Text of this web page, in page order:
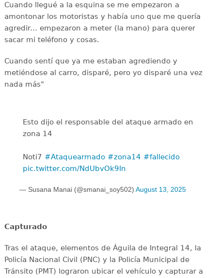
Cuando llegué a la esquina se me empezaron a
amontonar los motoristas y había uno que me quería
agredir... empezaron a meter (la mano) para querer
sacar mi teléfono y cosas.
Cuando sentí que ya me estaban agrediendo y
metiéndose al carro, disparé, pero yo disparé una vez
nada más"
Esto dijo el responsable del ataque armado en
zona 14
Noti7 #Ataquearmado #zona14 #fallecido
pic.twitter.com/NdUbvOk9In
— Susana Manai (@smanai_soy502) August 13, 2025
Capturado
Tras el ataque, elementos de Águila de Integral 14, la
Policía Nacional Civil (PNC) y la Policía Municipal de
Tránsito (PMT) lograron ubicar el vehículo y capturar a